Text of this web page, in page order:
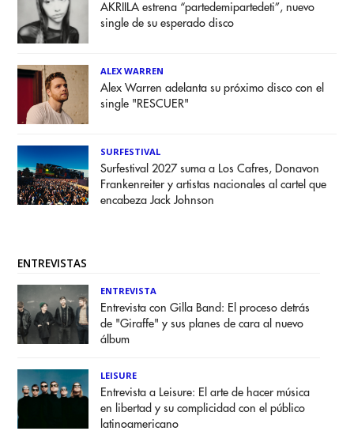
AKRIILA estrena “partedemipartedeti”, nuevo
single de su esperado disco
ALEX WARREN
Alex Warren adelanta su próximo disco con el
single "RESCUER"
SURFESTIVAL
Surfestival 2027 suma a Los Cafres, Donavon
Frankenreiter y artistas nacionales al cartel que
encabeza Jack Johnson
ENTREVISTAS
ENTREVISTA
Entrevista con Gilla Band: El proceso detrás
de "Giraffe" y sus planes de cara al nuevo
álbum
LEISURE
Entrevista a Leisure: El arte de hacer música
en libertad y su complicidad con el público
latinoamericano